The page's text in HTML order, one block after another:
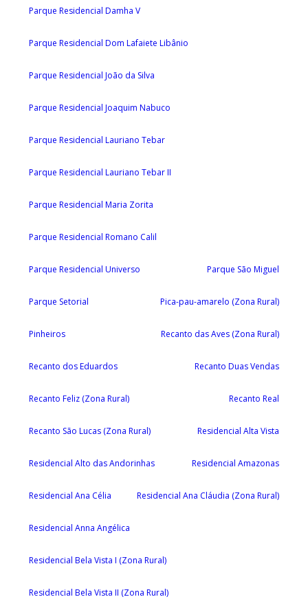
Parque Residencial Damha V
Parque Residencial Dom Lafaiete Libânio
Parque Residencial João da Silva
Parque Residencial Joaquim Nabuco
Parque Residencial Lauriano Tebar
Parque Residencial Lauriano Tebar II
Parque Residencial Maria Zorita
Parque Residencial Romano Calil
Parque Residencial Universo Parque São Miguel
Parque Setorial Pica-pau-amarelo (Zona Rural)
Pinheiros Recanto das Aves (Zona Rural)
Recanto dos Eduardos Recanto Duas Vendas
Recanto Feliz (Zona Rural) Recanto Real
Recanto São Lucas (Zona Rural) Residencial Alta Vista
Residencial Alto das Andorinhas Residencial Amazonas
Residencial Ana Célia Residencial Ana Cláudia (Zona Rural)
Residencial Anna Angélica
Residencial Bela Vista I (Zona Rural)
Residencial Bela Vista II (Zona Rural)